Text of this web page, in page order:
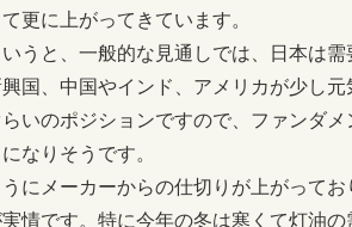
更に上がってきています。
うと、一般的な見通しでは、日本は
国、中国やインド、アメリカが少し
いのポジションですので、ファンダ
なりそうです。
にメーカーからの仕切りが上がって
情です。特に今年の冬は寒くて灯油